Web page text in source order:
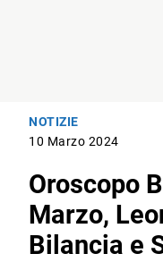
NOTIZIE
10 Marzo 2024
Oroscopo
Marzo,
Bilancia e